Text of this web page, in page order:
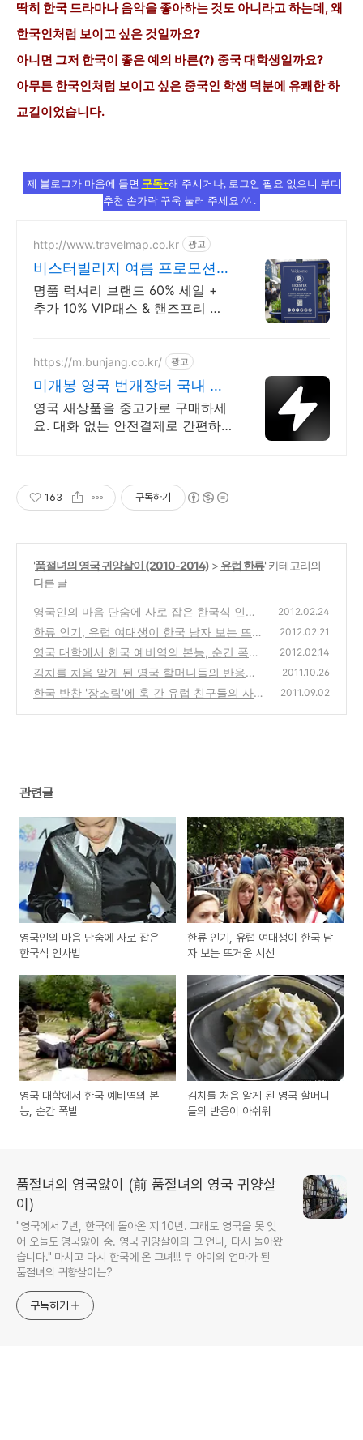
딱히 한국 드라마나 음악을 좋아하는 것도 아니라고 하는데, 왜
한국인처럼 보이고 싶은 것일까요?
아니면 그저 한국이 좋은 예의 바른(?) 중국 대학생일까요?
아무튼 한국인처럼 보이고 싶은 중국인 학생 덕분에 유쾌한 하
교길이었습니다.
제 블로그가 마음에 들면 구독+해 주시거나, 로그인 필요 없으니 부디
추천 손가락 꾸욱 눌러 주세요 ^^ .
http://www.travelmap.co.kr 광고
비스터빌리지 여름 프로모션
VIP 패스 10% 할인쿠폰
명품 럭셔리 브랜드 60% 세일 +
추가 10% VIP패스 & 핸즈프리 쇼
https://m.bunjang.co.kr/ 광고
미개봉 영국 번개장터 국내 최
대 브랜드 중고거래
영국 새상품을 중고가로 구매하세
요. 대화 없는 안전결제로 간편하
163 구독하기
'품절녀의 영국 귀양살이 (2010-2014) > 유럽 한류' 카테고리의
다른 글
영국인의 마음 단숨에 사로 잡은 한국식 인사
법
(38)
2012.02.24
한류 인기, 유럽 여대생이 한국 남자 보는 뜨거
운 시선
(92)
2012.02.21
영국 대학에서 한국 예비역의 본능, 순간 폭발
(16)
2012.02.14
김치를 처음 알게 된 영국 할머니들의 반응이
아쉬워
(43)
2011.10.26
한국 반찬 '장조림'에 훅 간 유럽 친구들의 사연
2011.09.02
관련글
영국인의 마음 단숨에 사로 잡은
한국식 인사법
한류 인기, 유럽 여대생이 한국 남
자 보는 뜨거운 시선
영국 대학에서 한국 예비역의 본
능, 순간 폭발
김치를 처음 알게 된 영국 할머니
들의 반응이 아쉬워
품절녀의 영국앓이 (前 품절녀의 영국 귀양살
이)
"영국에서 7년, 한국에 돌아온 지 10년. 그래도 영국을 못 잊
어 오늘도 영국앓이 중. 영국 귀양살이의 그 언니, 다시 돌아왔
습니다." 마치고 다시 한국에 온 그녀!!! 두 아이의 엄마가 된
품절녀의 귀향살이는?
구독하기